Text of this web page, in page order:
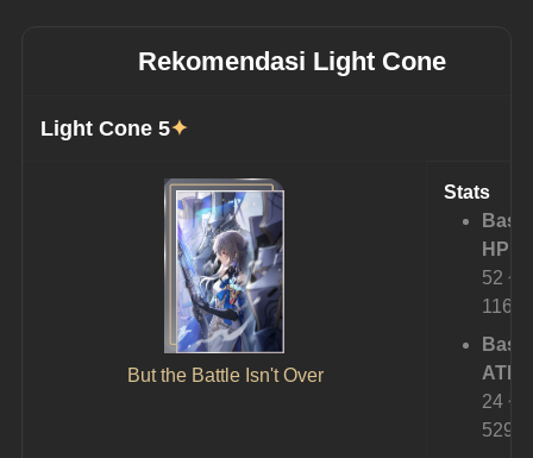
Rekomendasi Light Cone
Light Cone 5✦
But the Battle Isn't Over
Stats
Base
HP:
52 ~
1164
Base
ATK:
24 ~
529